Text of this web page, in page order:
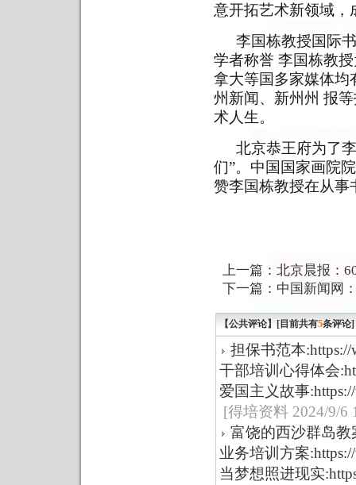
意开拓艺术新领域，
李国栋教授国际
学者称誉 李国栋教
拿大等国多家媒体均
州新闻、新州州 报
术人生。
北京恭王府为了
们”。中国国家画院
赞李国栋教授在从事
上一篇： 北京晨报：
下一篇： 中国新闻网
【公共评论】[目前共有5条评论]
担保书范本:https://
干部培训心得体会
爱国主义故事
[得培资料 2024/9/6
富饶的西沙群岛教
业务培训方案
当梦想照进现实